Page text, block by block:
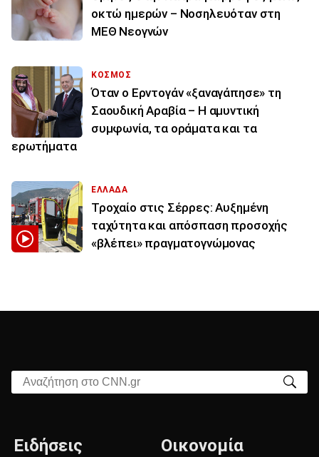
οκτώ ημερών – Νοσηλευόταν στη
ΜΕΘ Νεογνών
ΚΟΣΜΟΣ
Όταν ο Ερντογάν «ξαναγάπησε» τη
Σαουδική Αραβία – Η αμυντική
συμφωνία, τα οράματα και τα
ερωτήματα
ΕΛΛΑΔΑ
Τροχαίο στις Σέρρες: Αυξημένη
ταχύτητα και απόσπαση προσοχής
«βλέπει» πραγματογνώμονας
Αναζήτηση στο CNN.gr
Ειδήσεις Οικονομία